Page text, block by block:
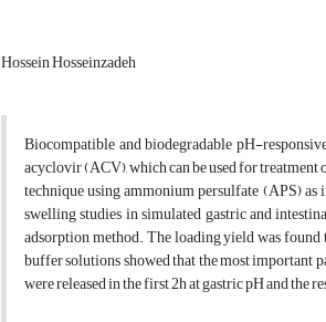
Hossein Hosseinzadeh
Biocompatible and biodegradable pH-
acyclovir (ACV), which can be used for
technique using ammonium persulfate (APS)
swelling studies in simulated gastric and
adsorption method. The loading yield was
buffer solutions showed that the most important
were released in the first 2h at gastric pH and the